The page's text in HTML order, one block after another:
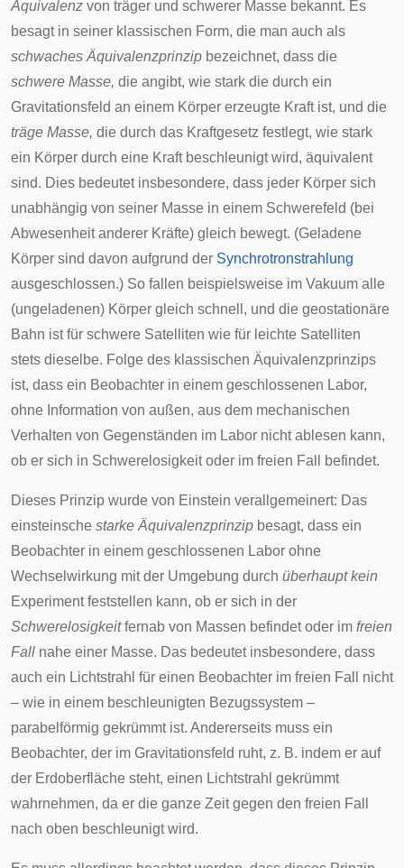
Äquivalenz von träger und schwerer Masse bekannt. Es
besagt in seiner klassischen Form, die man auch als
schwaches Äquivalenzprinzip bezeichnet, dass die
schwere Masse, die angibt, wie stark die durch ein
Gravitationsfeld an einem Körper erzeugte Kraft ist, und die
träge Masse, die durch das Kraftgesetz festlegt, wie stark
ein Körper durch eine Kraft beschleunigt wird, äquivalent
sind. Dies bedeutet insbesondere, dass jeder Körper sich
unabhängig von seiner Masse in einem Schwerefeld (bei
Abwesenheit anderer Kräfte) gleich bewegt. (Geladene
Körper sind davon aufgrund der Synchrotronstrahlung
ausgeschlossen.) So fallen beispielsweise im Vakuum alle
(ungeladenen) Körper gleich schnell, und die geostationäre
Bahn ist für schwere Satelliten wie für leichte Satelliten
stets dieselbe. Folge des klassischen Äquivalenzprinzips
ist, dass ein Beobachter in einem geschlossenen Labor,
ohne Information von außen, aus dem mechanischen
Verhalten von Gegenständen im Labor nicht ablesen kann,
ob er sich in Schwerelosigkeitoder im freien Fall befindet.
Dieses Prinzip wurde von Einstein verallgemeinert: Das
einsteinsche starke Äquivalenzprinzip besagt, dass ein
Beobachter in einem geschlossenen Labor ohne
Wechselwirkung mit der Umgebung durch überhaupt kein
Experiment feststellen kann, ob er sich in der
Schwerelosigkeitfernab von Massen befindet oder im freien
Fall nahe einer Masse. Das bedeutet insbesondere, dass
auch ein Lichtstrahl für einen Beobachter im freien Fall nicht
– wie in einem beschleunigten Bezugssystem –
parabelförmig gekrümmt ist. Andererseits muss ein
Beobachter, der im Gravitationsfeld ruht, z. B. indem er auf
der Erdoberfläche steht, einen Lichtstrahl gekrümmt
wahrnehmen, da er die ganze Zeit gegen den freien Fall
nach oben beschleunigt wird.